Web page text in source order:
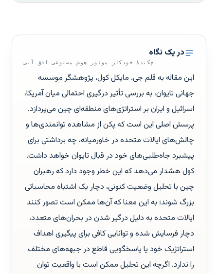
در یک نگاه
چکیدهٔ خودکار موتور هوش مصنوعی افق آبی
این مقاله به قلم جی. مایکل کول، پژوهشگر موسسه
جهانی تایوان، به بررسی تأثیر درگیری احتمالی میان آمریکا،
اسرائیل و ایران بر استراتژی‌های منطقه‌ای چین می‌پردازد.
پرسش اصلی این است که پکن از مشاهده توانمندی‌ها و
چالش‌های ایالات متحده در خاورمیانه، چه برداشتی برای
پیشبرد جاه‌طلبی‌های خود در قبال تایوان خواهد داشت.
کول هشدار می‌دهد که این خطر وجود دارد که رهبران
چین با تحلیل وضعیت کنونی، دچار یک اشتباه محاسباتی
بزرگ شوند؛ به این معنا که آن‌ها ممکن است تصور کنند
ایالات متحده به دلیل درگیر شدن در بحران‌های متعدد،
دچار فرسایش شده و توانایی کافی برای پیگیری اهداف
استراتژیک خود یا پاسخگویی قاطع در جبهه‌های مختلف
را ندارد. اگرچه این تحلیل ممکن است با واقعیت توان